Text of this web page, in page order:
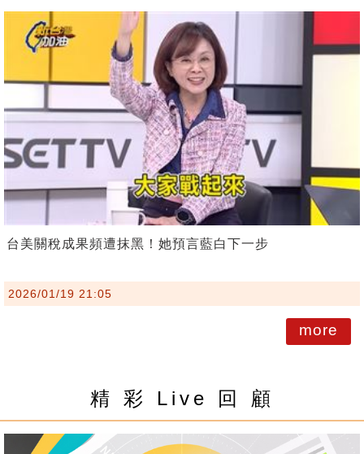
台美關稅成果頻遭抹黑！她預言藍白下一步
2026/01/19 21:05
more
精 彩 Live 回 顧